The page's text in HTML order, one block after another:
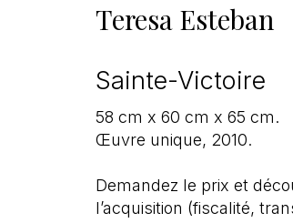
Teresa Esteban
Sainte-Victoire
58 cm x 60 cm x 65 cm.
Œuvre unique, 2010.
Demandez le prix et
l’acquisition (fiscalité,